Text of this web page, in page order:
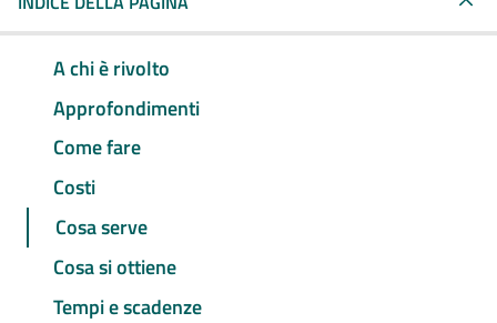
A chi è rivolto
Approfondimenti
Come fare
Costi
Cosa serve
Cosa si ottiene
Tempi e scadenze